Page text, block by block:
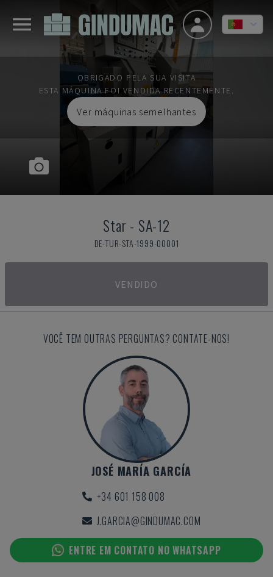
OBRIGADO PELA SUA VISITA
ESTA MÁQUINA FOI VENDIDA RECENTEMENTE.
Ver máquinas semelhantes
Star - SA-12
DE-TUR-STA-1999-00001
VENDIDO
VOCÊ TEM OUTRAS PERGUNTAS? CONTATE-NOS!
JOSÉ MARÍA GARCÍA
+34 601 158 008
J.GARCIA@GINDUMAC.COM
ENTRE EM CONTATO NO WHATSAPP